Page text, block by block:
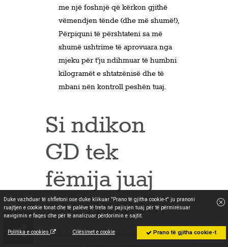
me një foshnjë që kërkon gjithë
vëmendjen tënde (dhe më shumë!),
Përpiquni të përshtateni sa më
shumë ushtrime të aprovuara nga
mjeku për t’ju ndihmuar të humbni
kilogramët e shtatzënisë dhe të
mbani nën kontroll peshën tuaj.
Si ndikon
GD tek
fëmija juaj
pas lindjes?
Foshnjat që lindin nga nënat me diabet
Duke vazhduar të shfletoni ose duke klikuar "Prano të gjitha cookie-t" ju pranoni
ruajtjen e cookie tonat dhe të palëve të treta në pajisjen tuaj për të përmirësuar
navigimin e faqes dhe për të analizuar përdorimin e sajtit.
Politika e cookies Cilësimet e cookie Prano të gjitha cookie-t